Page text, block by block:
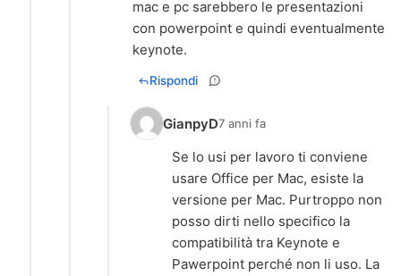
mac e pc sarebbero le presentazioni
con powerpoint e quindi eventualmente
keynote.
Rispondi
GianpyD7 anni fa
Se lo usi per lavoro ti conviene
usare Office per Mac, esiste la
versione per Mac. Purtroppo non
posso dirti nello specifico la
compatibilità tra Keynote e
Pawerpoint perché non li uso. La